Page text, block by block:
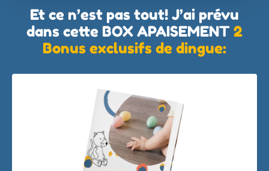
Et ce n’est pas tout! J’ai prévu
dans cette BOX APAISEMENT 2
Bonus exclusifs de dingue: